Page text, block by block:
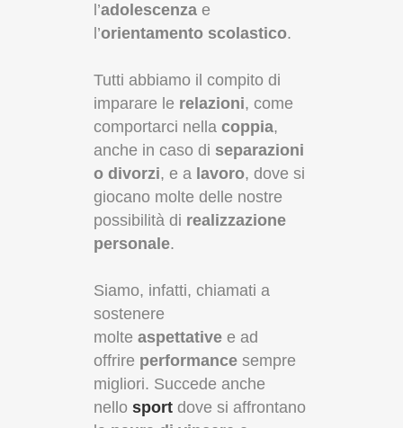
l’adolescenza e
l’orientamento scolastico.
Tutti abbiamo il compito di
imparare le relazioni, come
comportarci nella coppia,
anche in caso di separazioni
o divorzi, e a lavoro, dove si
giocano molte delle nostre
possibilità di realizzazione
personale.
Siamo, infatti, chiamati a
sostenere
molte aspettative e ad
offrire performance sempre
migliori. Succede anche
nello sport dove si affrontano